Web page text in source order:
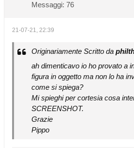
Messaggi: 76
21-07-21, 22:39
Originariamente Scritto da
ah dimenticavo io ho provato a
figura in oggetto ma non lo ha
come si spiega?
Mi spieghi per cortesia cosa
SCREENSHOT.
Grazie
Pippo